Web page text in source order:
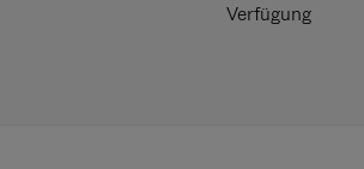
Verfügung